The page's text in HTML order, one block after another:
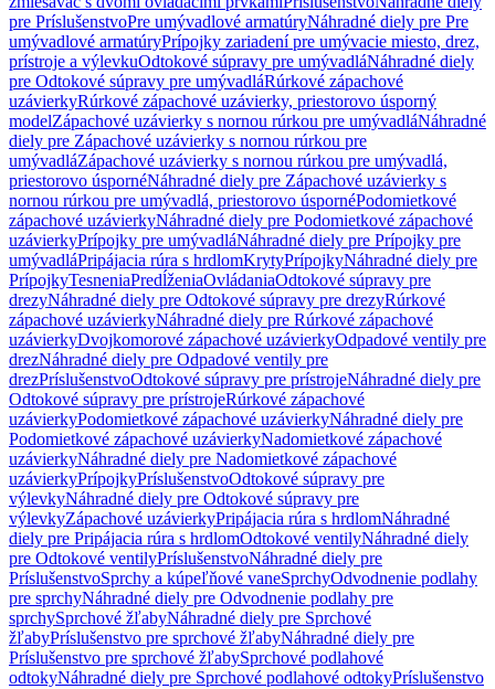
pre PríslušenstvoPre umývadlové armatúryNáhradné diely pre Pre
umývadlové armatúryPrípojky zariadení pre umývacie miesto, drez,
prístroje a výlevkuOdtokové súpravy pre umývadláNáhradné diely
pre Odtokové súpravy pre umývadláRúrkové zápachové
uzávierkyRúrkové zápachové uzávierky, priestorovo úsporný
modelZápachové uzávierky s nornou rúrkou pre umývadláNáhradné
diely pre Zápachové uzávierky s nornou rúrkou pre
umývadláZápachové uzávierky s nornou rúrkou pre umývadlá,
priestorovo úspornéNáhradné diely pre Zápachové uzávierky s
nornou rúrkou pre umývadlá, priestorovo úspornéPodomietkové
zápachové uzávierkyNáhradné diely pre Podomietkové zápachové
uzávierkyPrípojky pre umývadláNáhradné diely pre Prípojky pre
umývadláPripájacia rúra s hrdlomKrytyPrípojkyNáhradné diely pre
PrípojkyTesneniaPredĺženiaOvládaniaOdtokové súpravy pre
drezyNáhradné diely pre Odtokové súpravy pre drezyRúrkové
zápachové uzávierkyNáhradné diely pre Rúrkové zápachové
uzávierkyDvojkomorové zápachové uzávierkyOdpadové ventily pre
drezNáhradné diely pre Odpadové ventily pre
drezPríslušenstvoOdtokové súpravy pre prístrojeNáhradné diely pre
Odtokové súpravy pre prístrojeRúrkové zápachové
uzávierkyPodomietkové zápachové uzávierkyNáhradné diely pre
Podomietkové zápachové uzávierkyNadomietkové zápachové
uzávierkyNáhradné diely pre Nadomietkové zápachové
uzávierkyPrípojkyPríslušenstvoOdtokové súpravy pre
výlevkyNáhradné diely pre Odtokové súpravy pre
výlevkyZápachové uzávierkyPripájacia rúra s hrdlomNáhradné
diely pre Pripájacia rúra s hrdlomOdtokové ventilyNáhradné diely
pre Odtokové ventilyPríslušenstvoNáhradné diely pre
PríslušenstvoSprchy a kúpeľňové vaneSprchyOdvodnenie podlahy
pre sprchyNáhradné diely pre Odvodnenie podlahy pre
sprchySprchové žľabyNáhradné diely pre Sprchové
žľabyPríslušenstvo pre sprchové žľabyNáhradné diely pre
Príslušenstvo pre sprchové žľabySprchové podlahové
odtokyNáhradné diely pre Sprchové podlahové odtokyPríslušenstvo